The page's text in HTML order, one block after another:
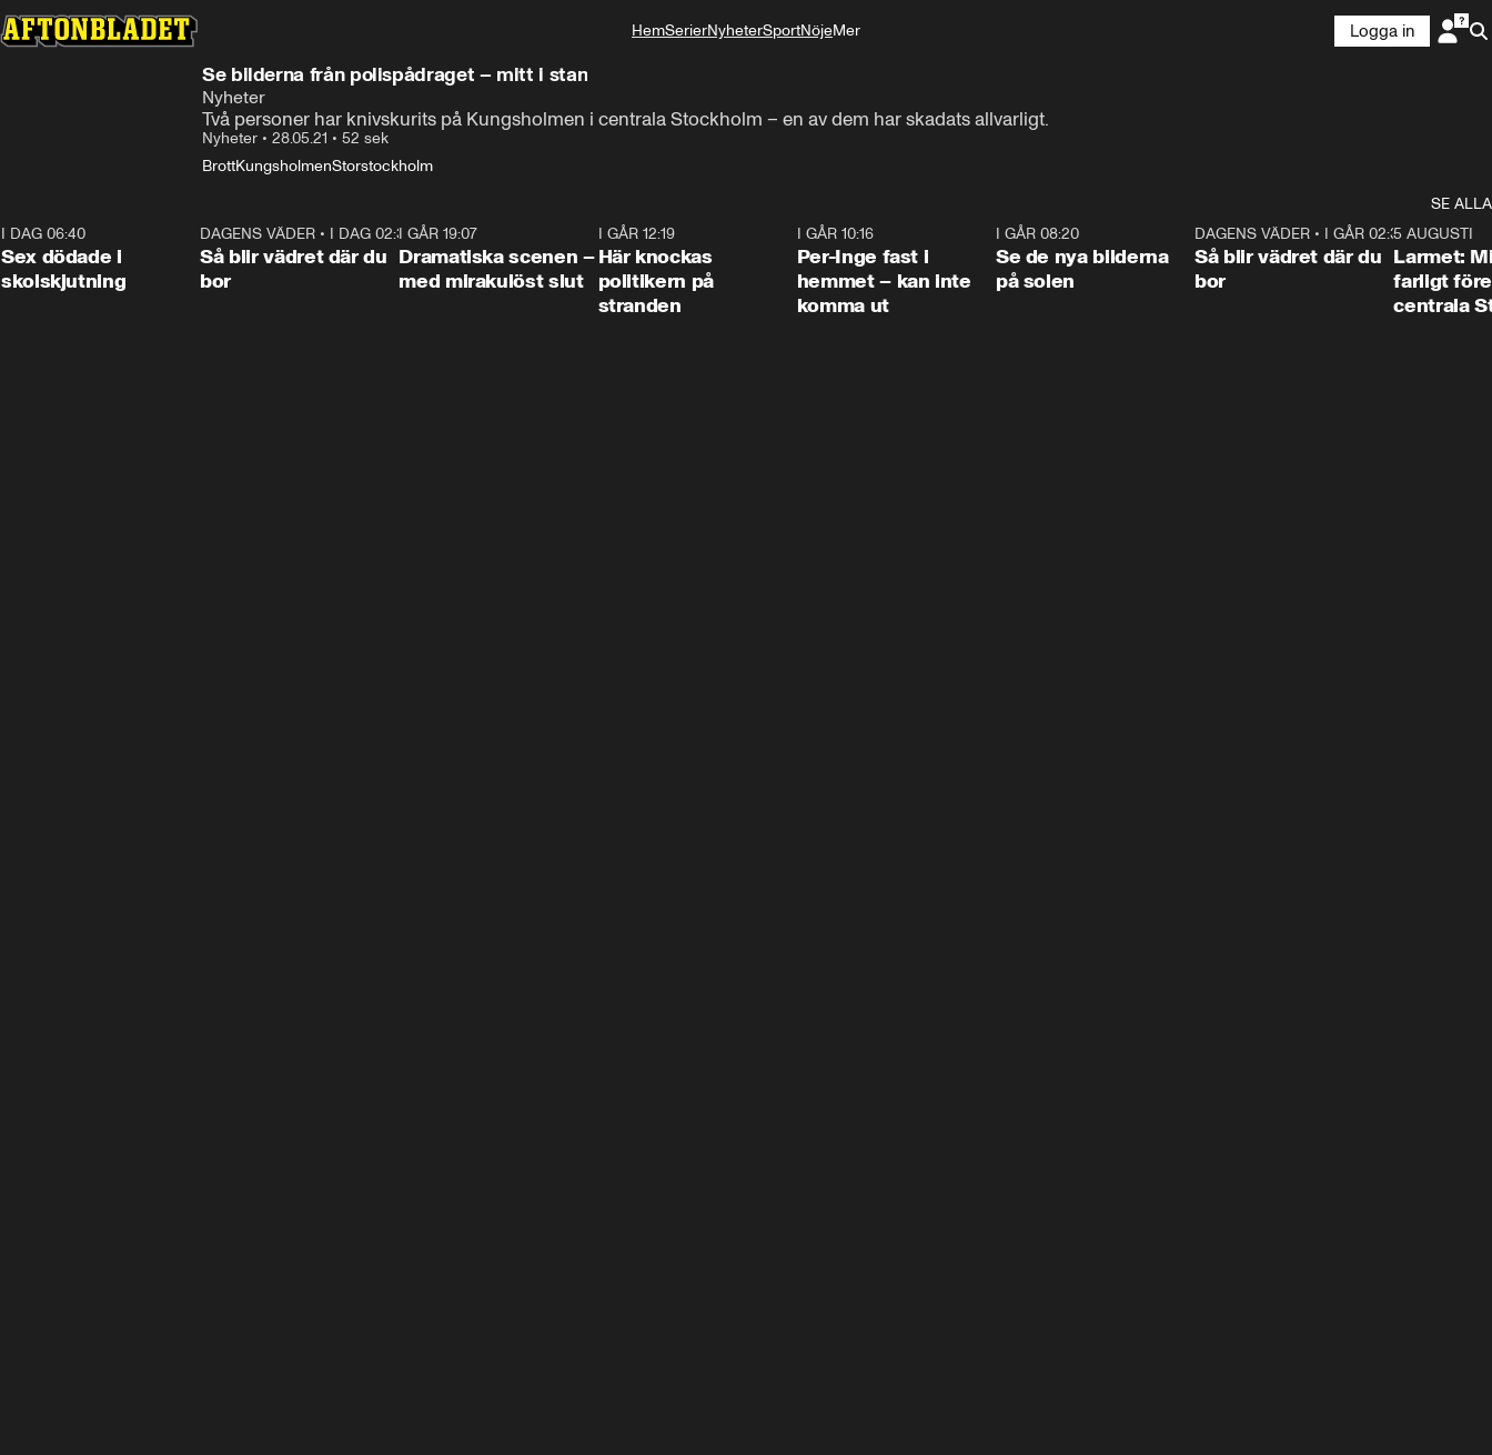
HemSerierNyheterSportNöjeMer
Logga in
Se bilderna från polispådraget – mitt i stan
Nyheter
Två personer har knivskurits på Kungsholmen i centrala Stockholm – en av dem har skadats allvarligt.
Nyheter • 28.05.21 • 52 sek
BrottKungsholmenStorstockholm
SE ALLA
I DAG 06:40
Sex dödade i
skolskjutning
1:06
DAGENS VÄDER • I DAG 02:30
Så blir vädret där du
bor
I GÅR 19:07
Dramatiska scenen –
med mirakulöst slut
I GÅR 12:19
Här knockas
politikern på
stranden
I GÅR 10:16
Per-Inge fast i
hemmet – kan inte
komma ut
I GÅR 08:20
Se de nya bilderna
på solen
1:06
DAGENS VÄDER • I GÅR 02:30
Så blir vädret där du
bor
5 AUGUSTI
Larmet:
farligt
centrala